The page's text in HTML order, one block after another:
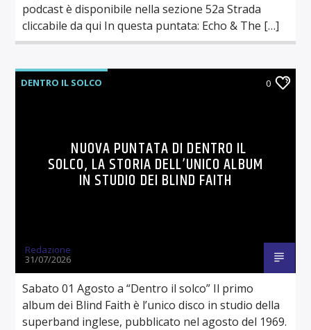
podcast è disponibile nella sezione 52a Strada
cliccabile da qui In questa puntata: Echo & The […]
DENTRO IL SOLCO 0
NUOVA PUNTATA DI DENTRO IL
SOLCO, LA STORIA DELL’UNICO ALBUM
IN STUDIO DEI BLIND FAITH
Redazione
31/07/2026
Sabato 01 Agosto a “Dentro il solco” Il primo
album dei Blind Faith è l’unico disco in studio della
superband inglese, pubblicato nel agosto del 1969.